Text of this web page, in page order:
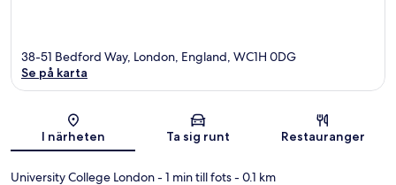
Karta
38-51 Bedford Way, London, England, WC1H 0DG
Se på karta
I närheten Ta sig runt Restauranger
University College London- 1 min till fots- 0.1 km